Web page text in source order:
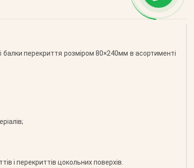
перекриття розміром 80×240мм в асортименті
і перекриттів цокольних поверхів.